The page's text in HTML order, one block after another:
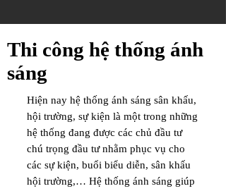
​Thi công hệ thống ánh
sáng
Hiện nay hệ thống ánh sáng sân khấu,
hội trường, sự kiện là một trong những
hệ thống đang được các chủ đầu tư
chú trọng đầu tư nhằm phục vụ cho
các sự kiện, buổi biểu diễn, sân khấu
hội trường,… Hệ thống ánh sáng giúp